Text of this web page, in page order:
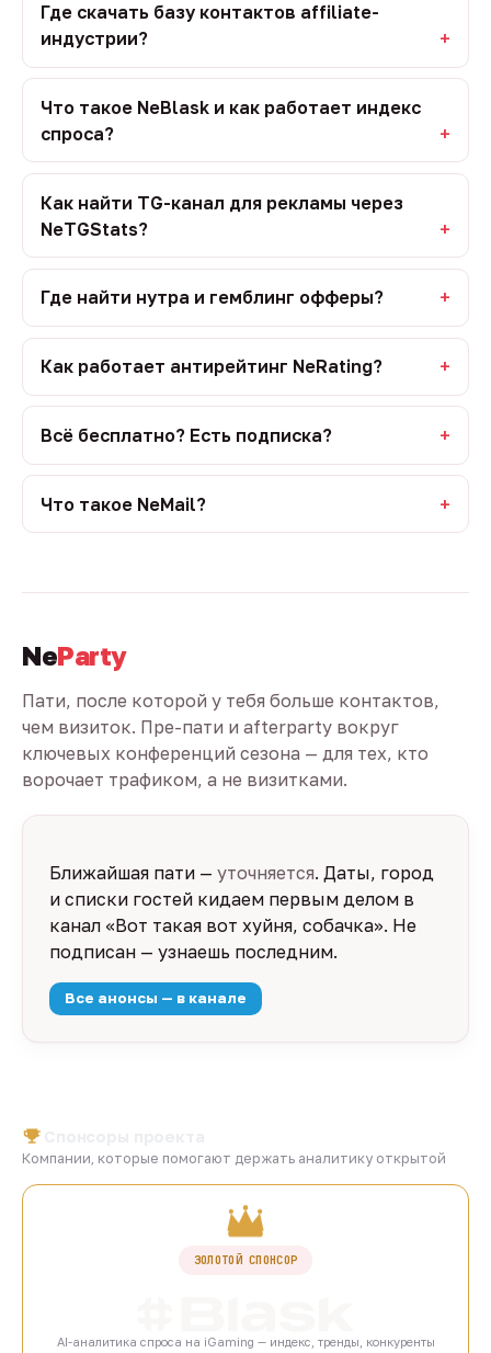
Где скачать базу контактов affiliate-
индустрии?
Что такое NeBlask и как работает индекс
спроса?
Как найти TG-канал для рекламы через
NeTGStats?
Где найти нутра и гемблинг офферы?
Как работает антирейтинг NeRating?
Всё бесплатно? Есть подписка?
Что такое NeMail?
NeParty
Пати, после которой у тебя больше контактов,
чем визиток. Пре-пати и afterparty вокруг
ключевых конференций сезона — для тех, кто
ворочает трафиком, а не визитками.
Ближайшая пати — уточняется. Даты, город
и списки гостей кидаем первым делом в
канал «Вот такая вот хуйня, собачка». Не
подписан — узнаешь последним.
Все анонсы — в канале
Компании, которые помогают держать аналитику открытой
ЗОЛОТОЙ СПОНСОР
AI-аналитика спроса на iGaming — индекс, тренды, конкуренты